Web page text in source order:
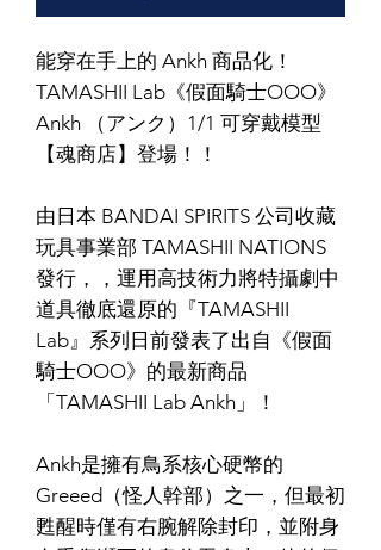
能穿在手上的 Ankh 商品化！
TAMASHII Lab《假面騎士OOO》
Ankh （アンク）1/1 可穿戴模型
【魂商店】登場！！
由日本 BANDAI SPIRITS 公司收藏
玩具事業部 TAMASHII NATIONS
發行，，運用高技術力將特攝劇中
道具徹底還原的『TAMASHII
Lab』系列日前發表了出自《假面
騎士OOO》的最新商品
「TAMASHII Lab Ankh」！
Ankh是擁有鳥系核心硬幣的
Greeed（怪人幹部）之一，但最初
甦醒時僅有右腕解除封印，並附身